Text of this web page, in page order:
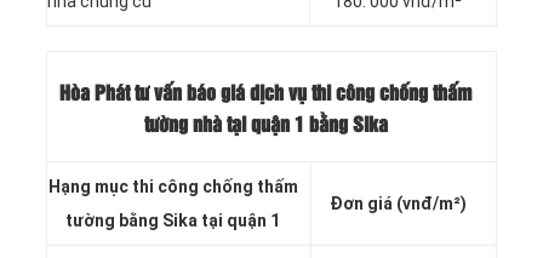
Hòa Phát tư vấn báo giá dịch vụ thi công chống thấm
tường nhà tại quận 1 bằng Sika
Hạng mục thi công chống thấm
tường bằng Sika tại quận 1
Đơn giá (vnđ/m²)